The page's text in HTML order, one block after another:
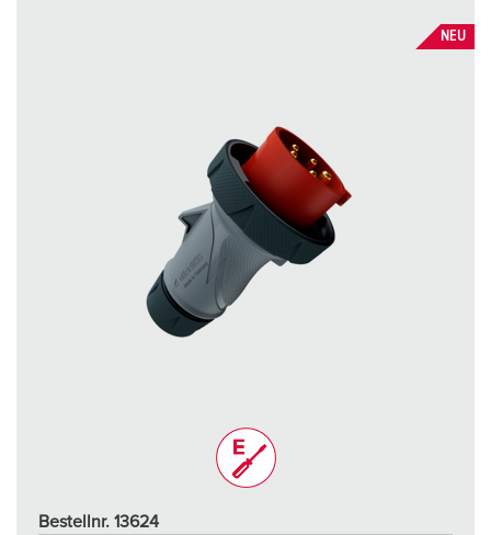
NEU
Bestellnr. 13624